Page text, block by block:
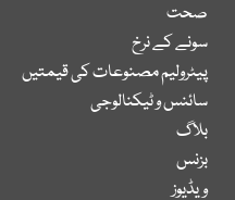
صحت
سونے کے نرخ
پیٹرولیم مصنوعات کی قیمتیں
سائنس و ٹیکنالوجی
بلاگ
بزنس
ویڈیوز